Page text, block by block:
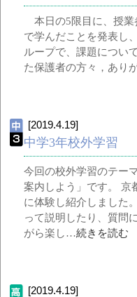
本日の5限目に、授業
で学んだことを発表し
ループで、課題につい
た保護者の方々，あり
[2019.4.19]
中学3年校外学習
今回の校外学習のテー
案内しよう」です。 京
に体験し紹介しました
って説明したり、質問
がら楽し…続きを読む
[2019.4.19]